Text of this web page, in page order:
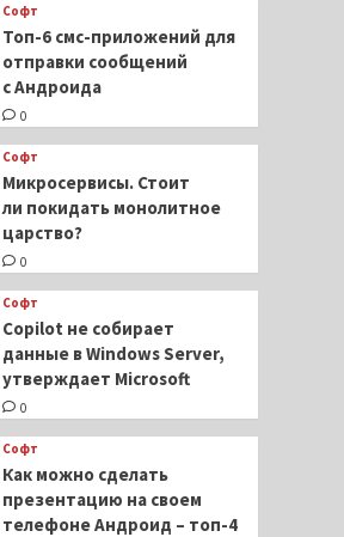
Софт
Топ-6 смс-приложений для
отправки сообщений
с Андроида
0
Софт
Микросервисы. Стоит
ли покидать монолитное
царство?
0
Софт
Copilot не собирает
данные в Windows Server,
утверждает Microsoft
0
Софт
Как можно сделать
презентацию на своем
телефоне Андроид – топ-4